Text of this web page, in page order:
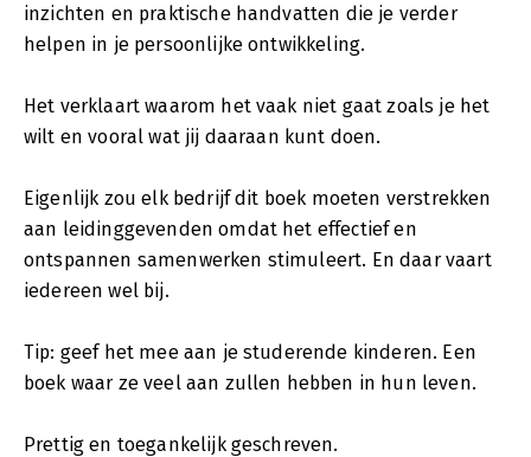
inzichten en praktische handvatten die je verder
helpen in je persoonlijke ontwikkeling.
Het verklaart waarom het vaak niet gaat zoals je het
wilt en vooral wat jij daaraan kunt doen.
Eigenlijk zou elk bedrijf dit boek moeten verstrekken
aan leidinggevenden omdat het effectief en
ontspannen samenwerken stimuleert. En daar vaart
iedereen wel bij.
Tip: geef het mee aan je studerende kinderen. Een
boek waar ze veel aan zullen hebben in hun leven.
Prettig en toegankelijk geschreven.